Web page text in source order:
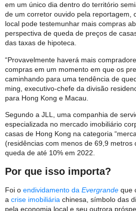
em um único dia dentro do território
de um corretor ouvido pela reportagem,
local pode testemunhar mais compras
perspectiva de queda de preços de
das taxas de hipoteca.
“Provavelmente haverá mais
compras em um momento em que os
caminhando para uma tendência de
ming, executivo-chefe da divisão
para Hong Kong e Macau.
Segundo a JLL, uma companhia de
especializada no mercado imobiliário
casas de Hong Kong na categoria
(residências com menos de 69,9 metros
queda de até 10% em 2022.
Por que isso importa?
Foi o endividamento da Evergrande que
a crise imobiliária chinesa, símbolo das
pela economia local e seu outrora